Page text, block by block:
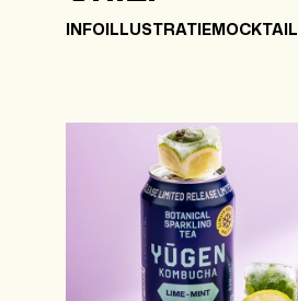
INFOILLUSTRATIEMOCKTAIL